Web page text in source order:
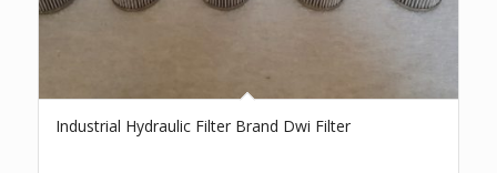
Industrial Hydraulic Filter Brand Dwi Filter